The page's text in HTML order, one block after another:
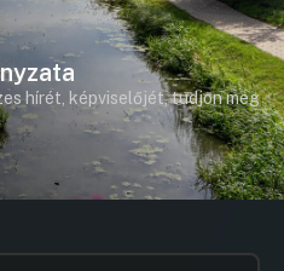
hírét, képviselőjét, tudjon meg